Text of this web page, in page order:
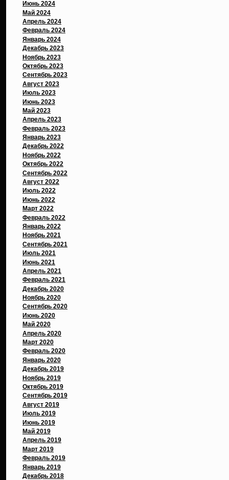
Июнь 2024
Май 2024
Апрель 2024
Февраль 2024
Январь 2024
Декабрь 2023
Ноябрь 2023
Октябрь 2023
Сентябрь 2023
Август 2023
Июль 2023
Июнь 2023
Май 2023
Апрель 2023
Февраль 2023
Январь 2023
Декабрь 2022
Ноябрь 2022
Октябрь 2022
Сентябрь 2022
Август 2022
Июль 2022
Июнь 2022
Март 2022
Февраль 2022
Январь 2022
Ноябрь 2021
Сентябрь 2021
Июль 2021
Июнь 2021
Апрель 2021
Февраль 2021
Декабрь 2020
Ноябрь 2020
Сентябрь 2020
Июнь 2020
Май 2020
Апрель 2020
Март 2020
Февраль 2020
Январь 2020
Декабрь 2019
Ноябрь 2019
Октябрь 2019
Сентябрь 2019
Август 2019
Июль 2019
Июнь 2019
Май 2019
Апрель 2019
Март 2019
Февраль 2019
Январь 2019
Декабрь 2018